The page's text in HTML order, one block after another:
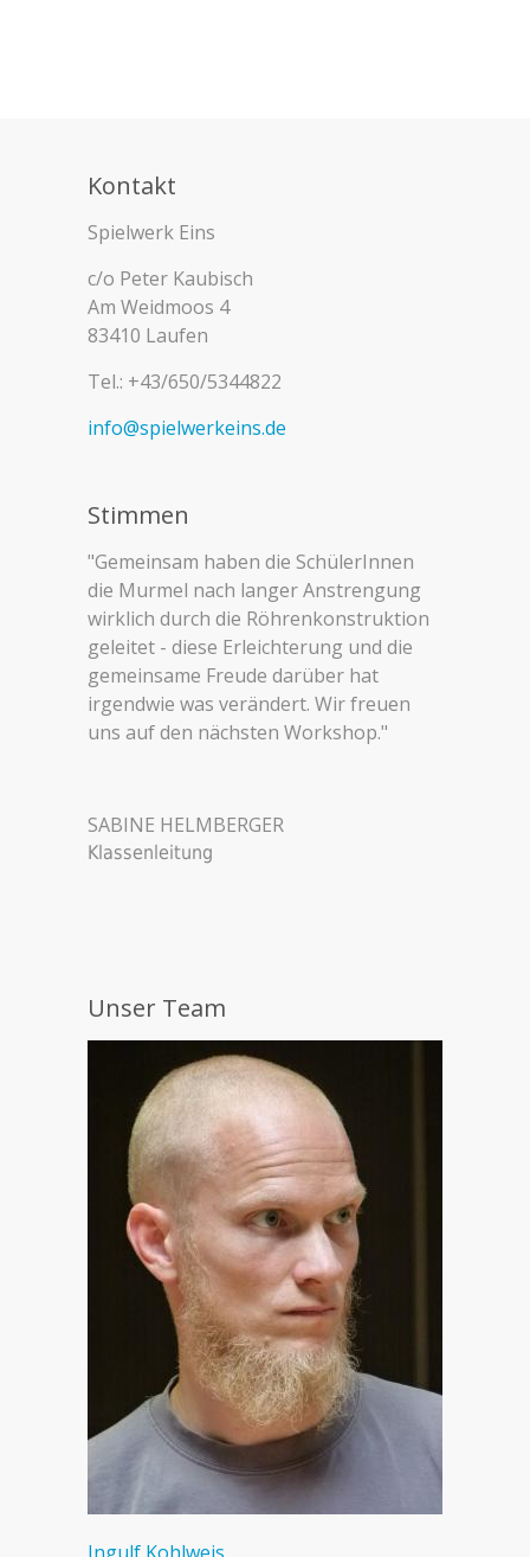
Kontakt
Spielwerk Eins
c/o Peter Kaubisch
Am Weidmoos 4
83410 Laufen
Tel.: +43/650/5344822
info@spielwerkeins.de
Stimmen
"Gemeinsam haben die SchülerInnen
die Murmel nach langer Anstrengung
wirklich durch die Röhrenkonstruktion
geleitet - diese Erleichterung und die
gemeinsame Freude darüber hat
irgendwie was verändert. Wir freuen
uns auf den nächsten Workshop."
SABINE HELMBERGER
Klassenleitung
Unser Team